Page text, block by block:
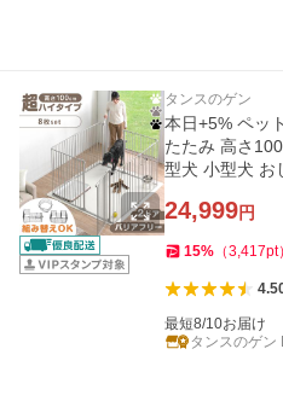
タンスのゲン
本日+5% ペッ
たたみ 高さ
型犬 小型犬 お
24,999円
15% （3,417pt）
最短8/10お届け
タンスのゲン